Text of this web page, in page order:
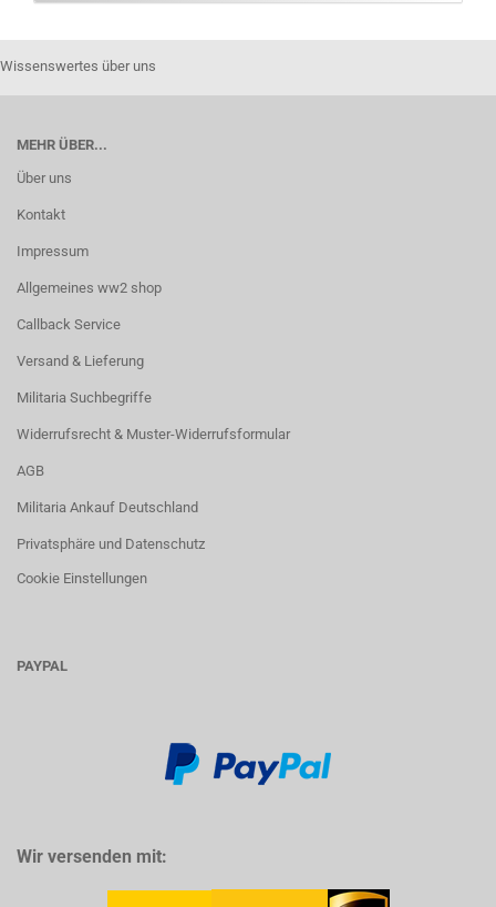
Wissenswertes über uns
MEHR ÜBER...
Über uns
Kontakt
Impressum
Allgemeines ww2 shop
Callback Service
Versand & Lieferung
Militaria Suchbegriffe
Widerrufsrecht & Muster-Widerrufsformular
AGB
Militaria Ankauf Deutschland
Privatsphäre und Datenschutz
Cookie Einstellungen
PAYPAL
Wir versenden mit: